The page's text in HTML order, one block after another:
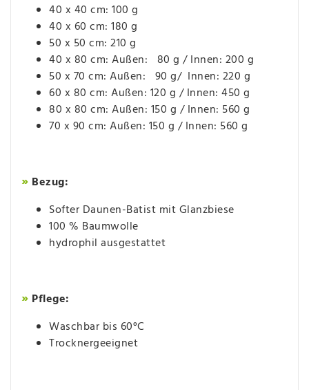
40 x 40 cm: 100 g
40 x 60 cm: 180 g
50 x 50 cm: 210 g
40 x 80 cm: Außen: 80 g / Innen: 200 g
50 x 70 cm: Außen: 90 g/ Innen: 220 g
60 x 80 cm: Außen: 120 g / Innen: 450 g
80 x 80 cm: Außen: 150 g / Innen: 560 g
70 x 90 cm: Außen: 150 g / Innen: 560 g
» Bezug:
Softer Daunen-Batist mit Glanzbiese
100 % Baumwolle
hydrophil ausgestattet
» Pflege:
Waschbar bis 60°C
Trocknergeeignet